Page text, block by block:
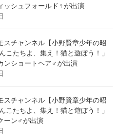
ッシュフォールド♀が出演
スチャンネル【小野賢章少年の昭
こたちよ、集え！猫と遊ぼう！」
ンショートヘア♂が出演
スチャンネル【小野賢章少年の昭
こたちよ、集え！猫と遊ぼう！」
ーン♂が出演